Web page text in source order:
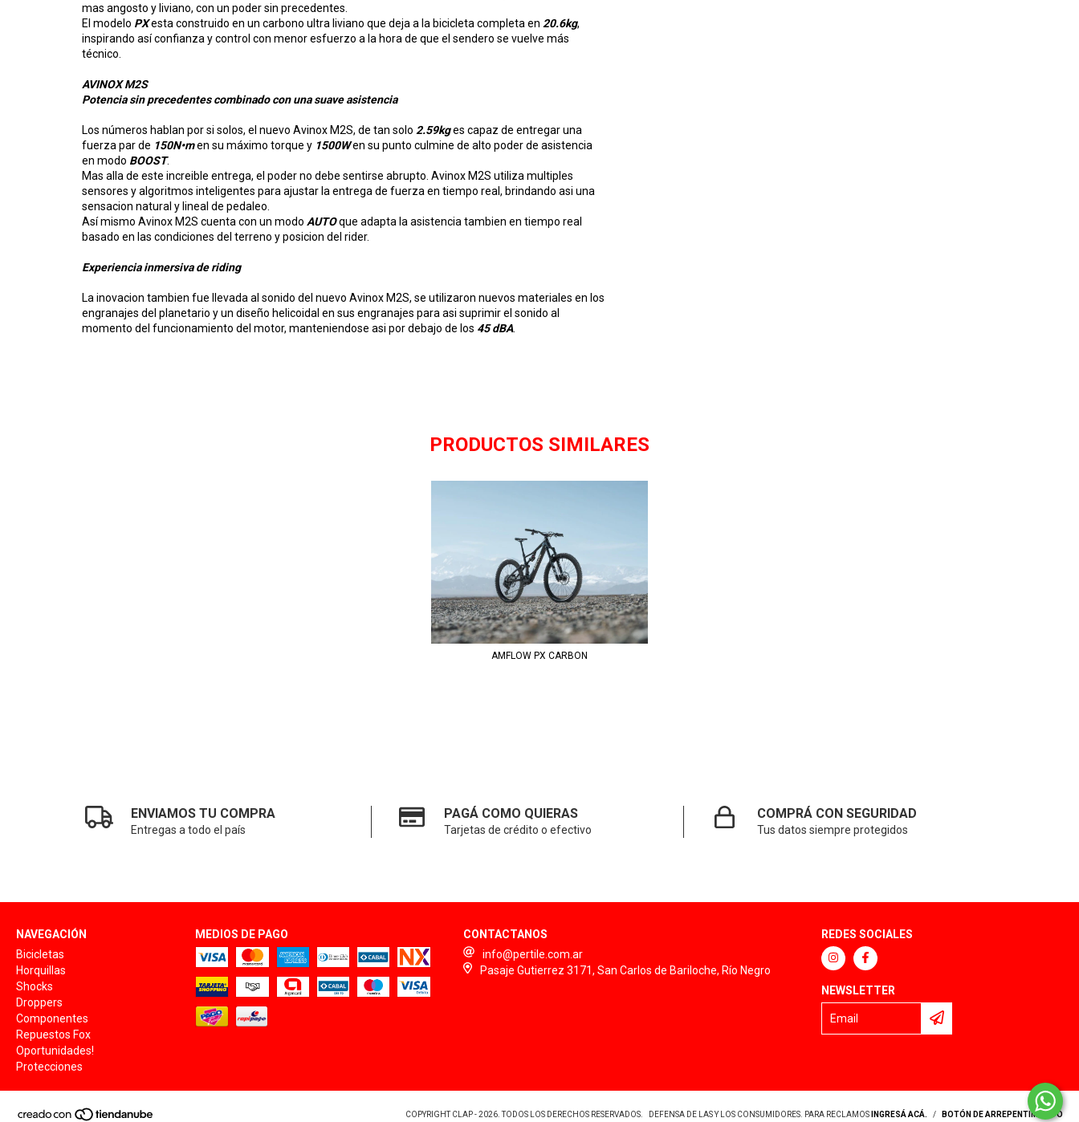
mas angosto y liviano, con un poder sin precedentes.
El modelo PXesta construido en un carbono ultra liviano que deja a la bicicleta completa en 20.6kg,
inspirando así confianza y control con menor esfuerzo a la hora de que el sendero se vuelve más
técnico.
AVINOX M2S
Potencia sin precedentes combinado con una suave asistencia
Los números hablan por si solos, el nuevo Avinox M2S, de tan solo 2.59kges capaz de entregar una
fuerza par de 150N•men su máximo torque y 1500Wen su punto culmine de alto poder de asistencia
en modo BOOST.
Mas alla de este increible entrega, el poder no debe sentirse abrupto. Avinox M2S utiliza multiples
sensores y algoritmos inteligentes para ajustar la entrega de fuerza en tiempo real, brindando asi una
sensacion natural y lineal de pedaleo.
Así mismo Avinox M2S cuenta con un modo AUTOque adapta la asistencia tambien en tiempo real
basado en las condiciones del terreno y posicion del rider.
Experiencia inmersiva de riding
La inovacion tambien fue llevada al sonido del nuevo Avinox M2S, se utilizaron nuevos materiales en los
engranajes del planetario y un diseño helicoidal en sus engranajes para asi suprimir el sonido al
momento del funcionamiento del motor, manteniendose asi por debajo de los 45 dBA.
PRODUCTOS SIMILARES
AMFLOW PX CARBON
ENVIAMOS TU COMPRA
Entregas a todo el país
PAGÁ COMO QUIERAS
Tarjetas de crédito o efectivo
COMPRÁ CON SEGURIDAD
Tus datos siempre protegidos
NAVEGACIÓN
Bicicletas
Horquillas
Shocks
Droppers
Componentes
Repuestos Fox
Oportunidades!
Protecciones
MEDIOS DE PAGO
CONTACTANOS
info@pertile.com.ar
Pasaje Gutierrez 3171, San Carlos de Bariloche, Río Negro
REDES SOCIALES
NEWSLETTER
COPYRIGHT CLAP - 2026. TODOS LOS DERECHOS RESERVADOS. DEFENSA DE LAS Y LOS CONSUMIDORES. PARA RECLAMOS INGRESÁ ACÁ. / BOTÓN DE ARREPENTIMIENTO